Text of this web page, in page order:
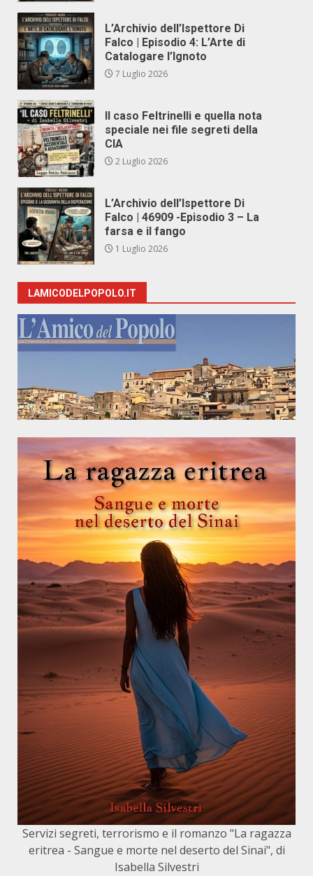
L’Archivio dell’Ispettore Di
Falco | Episodio 4: L’Arte di
Catalogare l’Ignoto
7 Luglio 2026
Il caso Feltrinelli e quella nota
speciale nei file segreti della
CIA
2 Luglio 2026
L’Archivio dell’Ispettore Di
Falco | 46909 -Episodio 3 – La
farsa e il fango
1 Luglio 2026
LAMICODELPOPOLO.IT
Servizi segreti, terrorismo e il romanzo "La ragazza
eritrea - Sangue e morte nel deserto del Sinai", di
Isabella Silvestri